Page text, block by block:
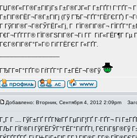
ГЏГ®Г«Г­Г®Г±ГІГјГѕ Г±Г®ГЈГ«Г Г±ГҐГ­!
Г±ГІГ®ГЁГ¬Г®Г±ГІГј (Гў ГЂГ¬ГҐГ°ГЁГЄГҐ)
Г ГўГІГ®Г¬Г®ГЎГЁГ«Гј, Г ГЇГ®ГІГ®Г¬
Г€Г¬ГҐГ­Г­Г® ГЇГ®ГЅГІГ®Г¬Гі Г­Г ГіГ«ГЁГ¶Г Гµ
ГЄГ®ГІГ®Г°Г»Г© ГіГ­ГЁГЄГ Г«ГҐГ­.
ГЂГ­Г¤Г°ГҐГ© ГѓГҐГ°Г Г±ГЁГ¬Г®Гў
Добавлено: Вторник, Сентября 4, 2012 2:09pm
Г„Г Г .... ГўГ±ГҐ ГҐГ№ГҐ ГµГіГ¦ГҐ Г·ГҐГ¬ Гї
ГЉГ ГЇГ®ГІ ГўГЁГЎГ°ГЁГ°ГіГҐГІ, ГЄГіГ§Г®Гў